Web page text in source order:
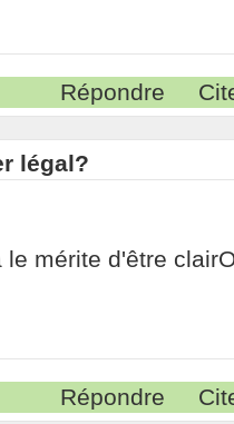
Répondre
légal?
le mérite d'être
Répondre